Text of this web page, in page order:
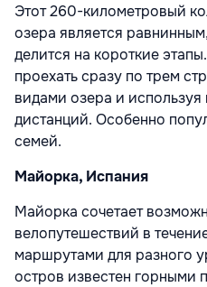
Этот 260-километровый
озера является
делится на короткие
проехать сразу по трем
видами озера и
дистанций. Особенно
семей.
Майорка, Испания
Майорка сочетает
велопутешествий в
маршрутами для разного
остров известен горными